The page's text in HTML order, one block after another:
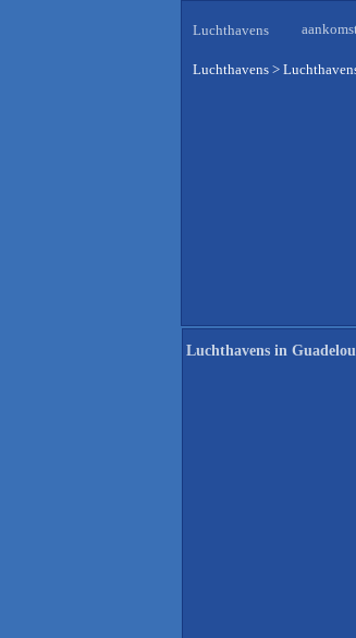
Luchthavens
Luchthavens >
Luchthavens in